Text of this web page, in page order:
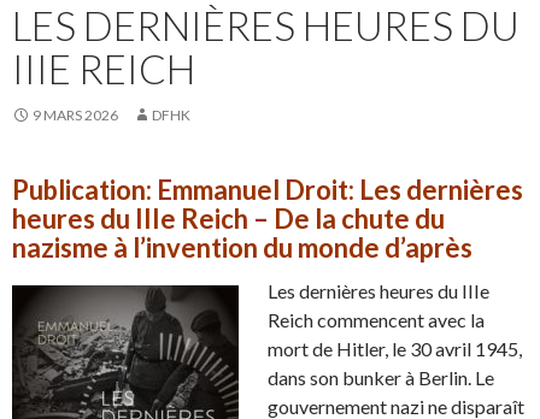
LES DERNIÈRES HEURES DU
IIIE REICH
9 MARS 2026 DFHK
Publication: Emmanuel Droit: Les dernières
heures du IIIe Reich – De la chute du
nazisme à l’invention du monde d’après
Les dernières heures du IIIe
Reich commencent avec la
mort de Hitler, le 30 avril 1945,
dans son bunker à Berlin. Le
gouvernement nazi ne disparaît